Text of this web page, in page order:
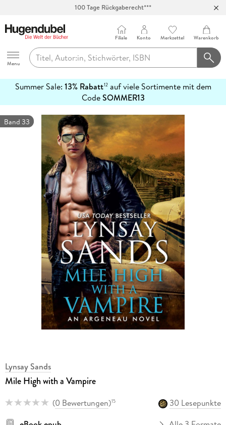
100 Tage Rückgaberecht***
Hugendubel
Menu
Filiale Konto Merkzettel Warenkorb
Summer Sale: 13% Rabatt12auf viele Sortimente mit dem
CodeSOMMER13
erfahren
Band 33
Lynsay Sands
Mile High with a Vampire
(0 Bewertungen)15
30 Lesepunkte